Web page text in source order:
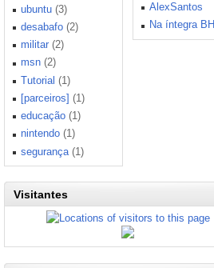
ubuntu (3)
desabafo (2)
militar (2)
msn (2)
Tutorial (1)
[parceiros] (1)
educação (1)
nintendo (1)
segurança (1)
AlexSantos
Na íntegra BH
Visitantes